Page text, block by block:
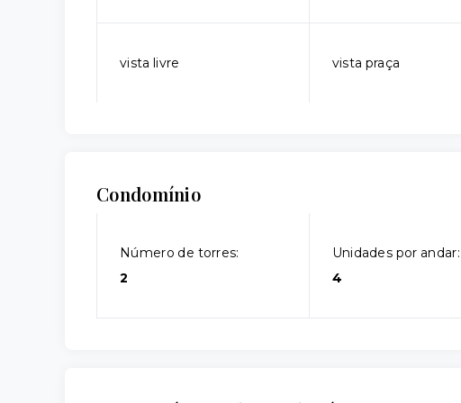
vista livre vista praça
Condomínio
Número de torres:
2
Unidades por andar:
4